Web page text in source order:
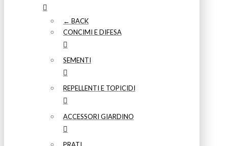
← BACK
CONCIMI E DIFESA
SEMENTI
REPELLENTI E TOPICIDI
ACCESSORI GIARDINO